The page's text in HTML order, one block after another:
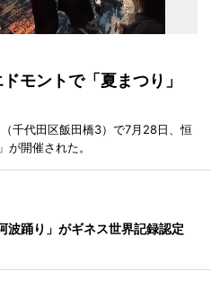
ドモントで「夏まつり」
千代田区飯田橋3）で7月28日、恒
が開催された。
波踊り」がギネス世界記録認定